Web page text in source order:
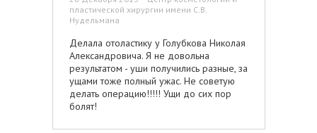
пластической хирургии имени С.В.
Нудельмана
Делала отоластику у Голубкова Николая
Александровича. Я не довольна
результатом - уши получились разные, за
ущами тоже полный ужас. Не советую
делать операцию!!!!! Ущи до сих пор
болят!